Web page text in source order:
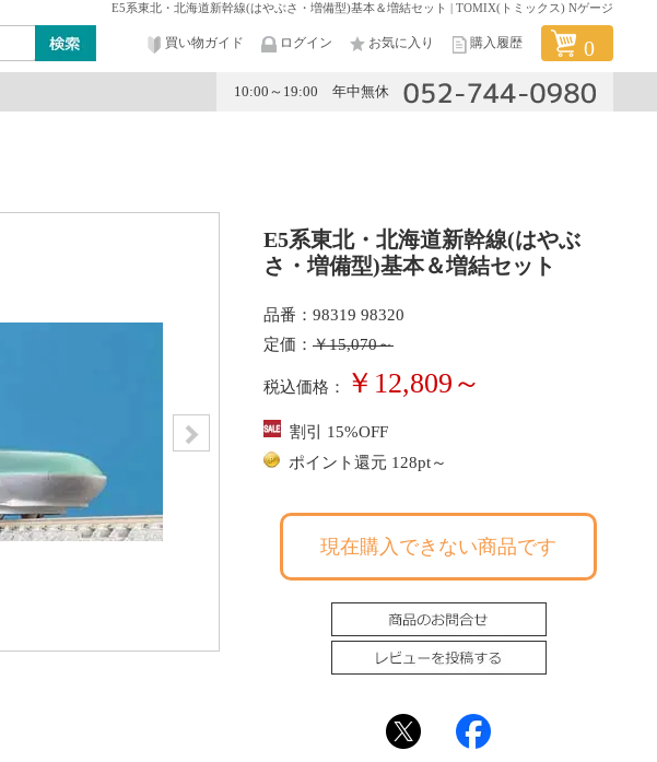
E5系東北・北海道新幹線(はやぶさ・増備型)基本＆増結セット | TOMIX(トミックス) Nゲージ
買い物ガイド ログイン お気に入り 購入履歴 0
10:00～19:00 年中無休
E5系東北・北海道新幹線(はやぶ
さ・増備型)基本＆増結セット
品番：98319 98320
定価： ￥15,070～
税込価格： ￥12,809～
割引 15%OFF
ポイント還元 128pt～
現在購入できない商品です